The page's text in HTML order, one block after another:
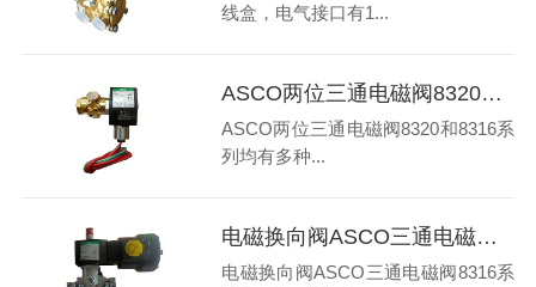
线盒，电气接口有1...
ASCO两位三通电磁阀8320和8316系列有哪些类型
ASCO两位三通电磁阀8320和8316系
列均有多种...
电磁换向阀ASCO三通电磁阀8316系列怎样选型
电磁换向阀ASCO三通电磁阀8316系